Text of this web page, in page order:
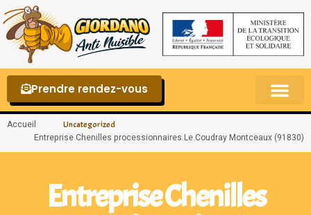
Prendre rendez-vous
Accueil Uncategorized
Entreprise Chenilles processionnaires Le Coudray Montceaux (91830)
Entreprise Chenilles